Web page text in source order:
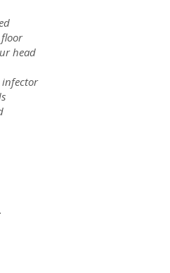
head
infector
.